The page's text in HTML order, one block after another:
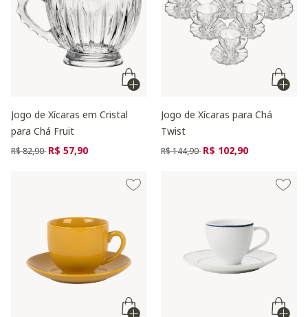
Jogo de Xícaras em Cristal
para Chá Fruit
Preço reduzido de
R$ 82,90 para
R$ 57,90
Jogo de Xícaras para Chá
Twist
Preço reduzido de
R$ 144,90 para
R$ 102,90